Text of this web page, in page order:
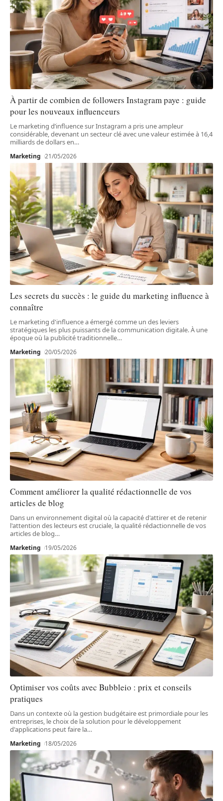
À partir de combien de followers Instagram paye : guide
pour les nouveaux influenceurs
Le marketing d’influence sur Instagram a pris une ampleur
considérable, devenant un secteur clé avec une valeur estimée à 16,4
milliards de dollars en…
Marketing 21/05/2026
Les secrets du succès : le guide du marketing influence à
connaître
Le marketing d'influence a émergé comme un des leviers
stratégiques les plus puissants de la communication digitale. À une
époque où la publicité traditionnelle…
Marketing 20/05/2026
Comment améliorer la qualité rédactionnelle de vos
articles de blog
Dans un environnement digital où la capacité d'attirer et de retenir
l'attention des lecteurs est cruciale, la qualité rédactionnelle de vos
articles de blog…
Marketing 19/05/2026
Optimiser vos coûts avec Bubbleio : prix et conseils
pratiques
Dans un contexte où la gestion budgétaire est primordiale pour les
entreprises, le choix de la solution pour le développement
d'applications peut faire la…
Marketing 18/05/2026